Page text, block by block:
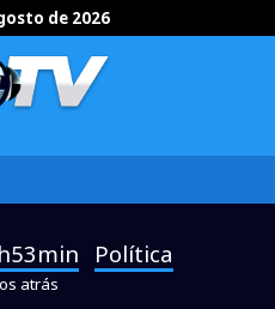
de 2026
Política
atrás